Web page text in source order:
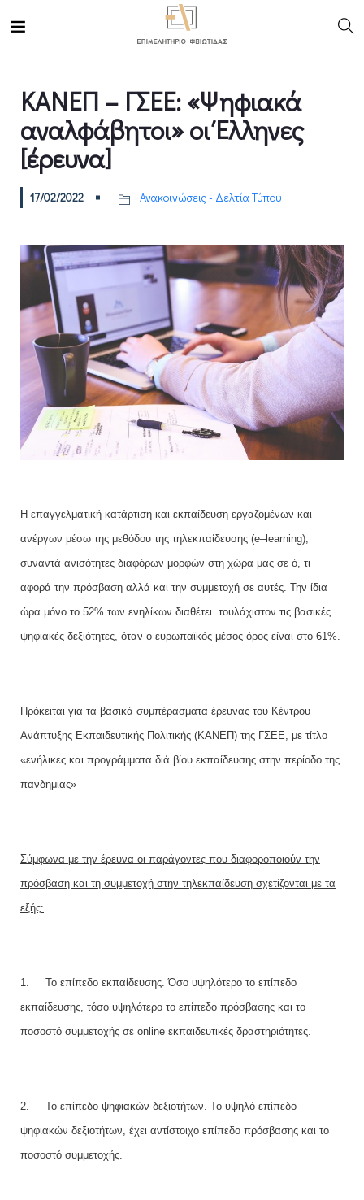
ΚΑΝΕΠ – ΓΣΕΕ: «Ψηφιακά
αναλφάβητοι» οι Έλληνες
[έρευνα]
17/02/2022 Ανακοινώσεις - Δελτία Τύπου
Η επαγγελματική κατάρτιση και εκπαίδευση εργαζομένων και
ανέργων μέσω της μεθόδου της τηλεκπαίδευσης (e–learning),
συναντά ανισότητες διαφόρων μορφών στη χώρα μας σε ό, τι
αφορά την πρόσβαση αλλά και την συμμετοχή σε αυτές. Την ίδια
ώρα μόνο το 52% των ενηλίκων διαθέτει τουλάχιστον τις βασικές
ψηφιακές δεξιότητες, όταν ο ευρωπαϊκός μέσος όρος είναι στο 61%.
Πρόκειται για τα βασικά συμπέρασματα έρευνας του Κέντρου
Ανάπτυξης Εκπαιδευτικής Πολιτικής (ΚΑΝΕΠ) της ΓΣΕΕ, με τίτλο
«ενήλικες και προγράμματα διά βίου εκπαίδευσης στην περίοδο της
πανδημίας»
Σύμφωνα με την έρευνα οι παράγοντες που διαφοροποιούν την
πρόσβαση και τη συμμετοχή στην τηλεκπαίδευση σχετίζονται με τα
εξής:
1.
Το επίπεδο εκπαίδευσης. Όσο υψηλότερο το επίπεδο
εκπαίδευσης, τόσο υψηλότερο το επίπεδο πρόσβασης και το
ποσοστό συμμετοχής σε on line εκπαιδευτικές δραστηριότητες.
2.
Το επίπεδο ψηφιακών δεξιοτήτων. Το υψηλό επίπεδο
ψηφιακών δεξιοτήτων, έχει αντίστοιχο επίπεδο πρόσβασης και το
ποσοστό συμμετοχής.